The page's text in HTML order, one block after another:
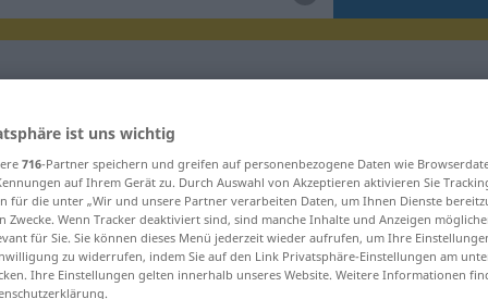
"Scheusal"
ist uns wichtig
716-Partner speichern und greifen auf personenbezogene Daten wie
auf Ihrem Gerät zu. Durch Auswahl von Akzeptieren aktivieren Sie
für die unter „Wir und unsere Partner verarbeiten Daten, um Ihnen Dienste
Zwecke. Wenn Tracker deaktiviert sind, sind manche Inhalte und Anzeigen
für Sie. Sie können dieses Menü jederzeit wieder aufrufen, um Ihre
zu widerrufen, indem Sie auf den Link Privatsphäre-Einstellungen am
Ihre Einstellungen gelten innerhalb unseres Website. Weitere Informationen